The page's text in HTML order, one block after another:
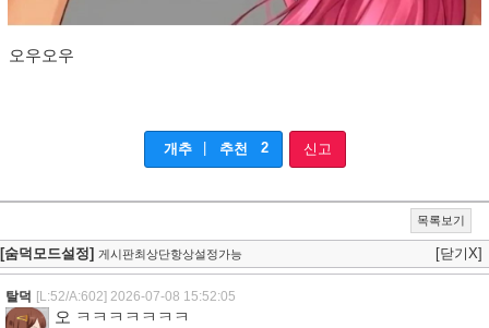
오우오우
개추 추천 2 신고
목록보기
[숨덕모드설정] 게시판최상단항상설정가능 [닫기X]
탈덕 [L:52/A:602] 2026-07-08 15:52:05
오 ㅋㅋㅋㅋㅋㅋㅋ